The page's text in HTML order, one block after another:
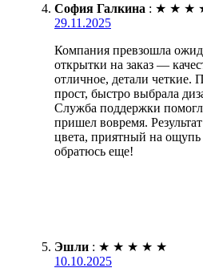
София Галкина : ★ ★ ★
29.11.2025
Компания превзошла
открытки на заказ —
отличное, детали четкие.
прост, быстро выбрала
Служба поддержки
пришел вовремя.
цвета, приятный на
обратюсь еще!
Эшли : ★ ★ ★ ★ ★
10.10.2025